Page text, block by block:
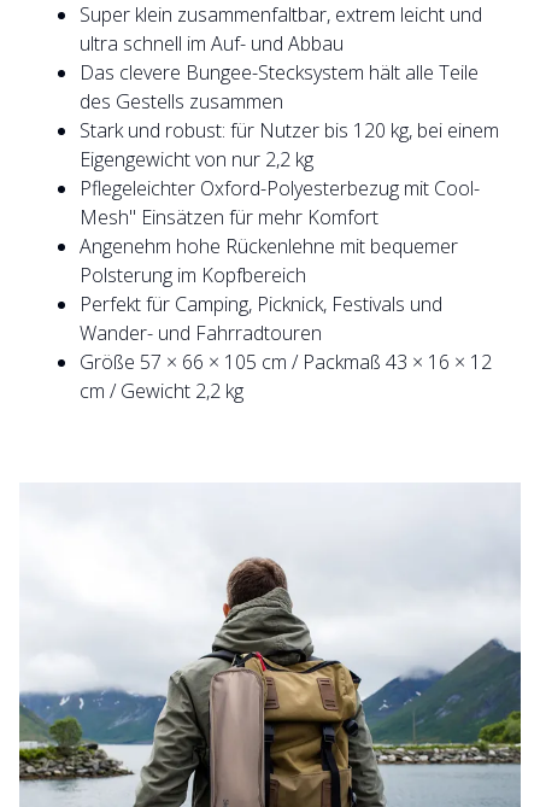
Super klein zusammenfaltbar, extrem leicht und
ultra schnell im Auf- und Abbau
Das clevere Bungee-Stecksystem hält alle Teile
des Gestells zusammen
Stark und robust: für Nutzer bis 120 kg, bei einem
Eigengewicht von nur 2,2 kg
Pflegeleichter Oxford-Polyesterbezug mit Cool-
Mesh" Einsätzen für mehr Komfort
Angenehm hohe Rückenlehne mit bequemer
Polsterung im Kopfbereich
Perfekt für Camping, Picknick, Festivals und
Wander- und Fahrradtouren
Größe 57 × 66 × 105 cm / Packmaß 43 × 16 × 12
cm / Gewicht 2,2 kg